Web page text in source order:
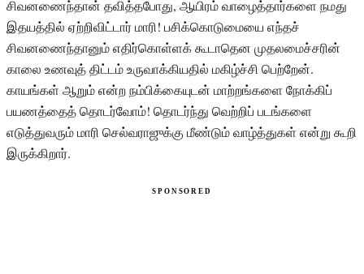
சிவனணைந்தான் தவித்தபோது, ஆயிரம் வாழைத்தார்களை நமது
இதயத்தில் ஏற்றிவிட்டார் மாரி! பசிக்கொடுமையை எந்தச்
சிவனணைந்தானும் எதிர்கொள்ளக் கூடாதென முதலமைச்சரின்
காலை உணவுத் திட்டம் உருவாக்கியதில் மகிழ்ச்சி பெற்றேன்.
காயங்கள் ஆறும் என்ற நம்பிக்கையுடன் மாற்றங்களை நோக்கிப்
பயணத்தைத் தொடர்வோம்! தொடர்ந்து வெற்றிப் படங்களை
எடுத்துவரும் மாரி செல்வராஜுக்கு மீண்டும் வாழ்த்துகள் என்று கூறி
இருக்கிறார்.